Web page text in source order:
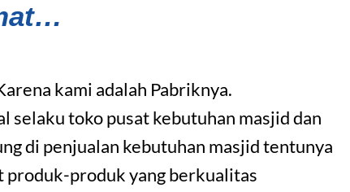
kami adalah Pabriknya.
selaku toko pusat kebutuhan masjid dan
di penjualan kebutuhan masjid tentunya
produk-produk yang berkualitas